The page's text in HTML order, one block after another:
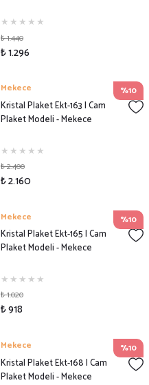
₺ 1.440
₺ 1.296
%10
Mekece
Kristal Plaket Ekt-163 | Cam
Plaket Modeli - Mekece
₺ 2.400
₺ 2.160
%10
Mekece
Kristal Plaket Ekt-165 | Cam
Plaket Modeli - Mekece
₺ 1.020
₺ 918
%10
Mekece
Kristal Plaket Ekt-168 | Cam
Plaket Modeli - Mekece